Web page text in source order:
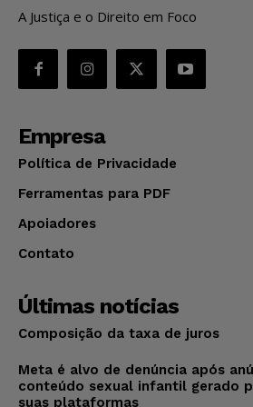
A Justiça e o Direito em Foco
Empresa
Política de Privacidade
Ferramentas para PDF
Apoiadores
Contato
Últimas notícias
Composição da taxa de juros
Meta é alvo de denúncia após
conteúdo sexual infantil gerado
suas plataformas